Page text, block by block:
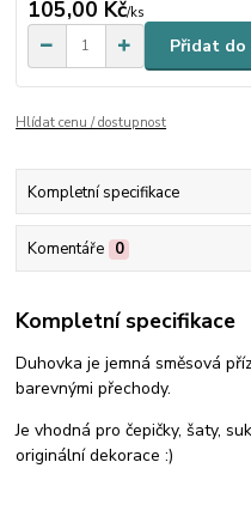
105,00 Kč/ks
Přidat do
Hlídat cenu / dostupnost
Kompletní specifikace
Komentáře 0
Kompletní specifikace
Duhovka je jemná směsová
barevnými přechody.
Je vhodná pro čepičky, šaty,
originální dekorace :)